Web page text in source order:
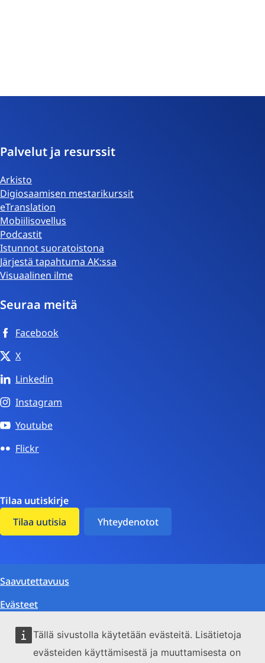
Tällä sivustolla käytetään evästeitä. Lisätietoja
evästeiden käyttämisestä ja muuttamisesta on
Palvelut ja resurssit
Arkisto
Digiosaamisen mestarikurssit
eTranslation
Mobiilisovellus
Podcastit
Istunnot suoratoistona
Järjestä tapahtuma AK:ssa
Visuaalinen ilme
Seuraa meitä
Facebook
X
Linkedin
Instagram
Youtube
Flickr
Tilaa uutiskirje
Tilaa uutisia
Yhteydenotot
Saavutettavuus
Evästeet
Tietosuoja
Ympäristö